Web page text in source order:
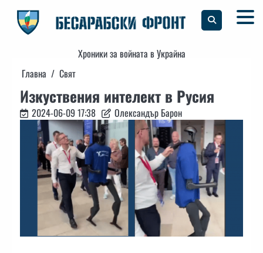
content
Хроники за войната в Украйна
Главна
Свят
Изкуствения интелект в Русия
2024-06-09 17:38 Олександър Барон